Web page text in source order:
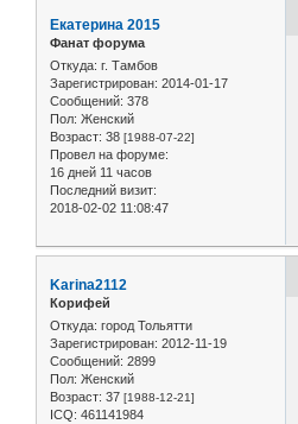
Екатерина 2015
Фанат форума
Откуда: г. Тамбов
Зарегистрирован: 2014-01-17
Сообщений: 378
Пол: Женский
Возраст: 38 [1988-07-22]
Провел на форуме:
16 дней 11 часов
Последний визит:
2018-02-02 11:08:47
Karina2112
Корифей
Откуда: город Тольятти
Зарегистрирован: 2012-11-19
Сообщений: 2899
Пол: Женский
Возраст: 37 [1988-12-21]
ICQ: 461141984